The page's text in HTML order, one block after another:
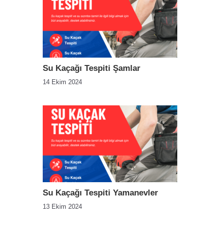
Su Kaçağı Tespiti Şamlar
14 Ekim 2024
Su Kaçağı Tespiti Yamanevler
13 Ekim 2024